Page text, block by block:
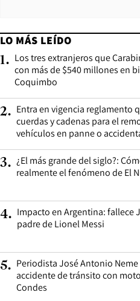
LO MÁS LEÍDO
1. Los tres extranjeros que
con más de $540 millones en
Coquimbo
2. Entra en vigencia reglamento
cuerdas y cadenas para el
vehículos en panne o
3. ¿El más grande del siglo?:
realmente el fenómeno de El
4. Impacto en Argentina: fallece
padre de Lionel Messi
5. Periodista José Antonio
accidente de tránsito con
Condes